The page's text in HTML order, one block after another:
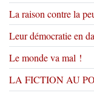
La raison contre la
Leur démocratie en
Le monde va mal !
LA FICTION AU